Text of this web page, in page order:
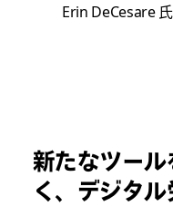
Erin DeCesare 氏
新たなツー
く、デジタ